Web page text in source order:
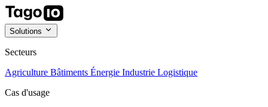
Solutions
Secteurs
Agriculture Bâtiments Énergie Industrie Logistique
Cas d'usage